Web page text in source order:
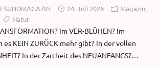
24. Juli 2026 Magazin,
Natur
Im VER-BLÜHEN? Im
KEIN ZURÜCK mehr gibt? In der vollen
In der Zartheit des NEUANFANGS?…